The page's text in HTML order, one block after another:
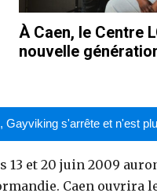
À Caen, le Centre
nouvelle